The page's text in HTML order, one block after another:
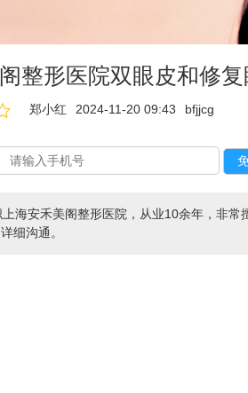
整形医院双眼皮和修复
郑小红 2024-11-20 09:43 bfjjcg
海安禾美阁整形医院，从业10余年，非
细沟通。